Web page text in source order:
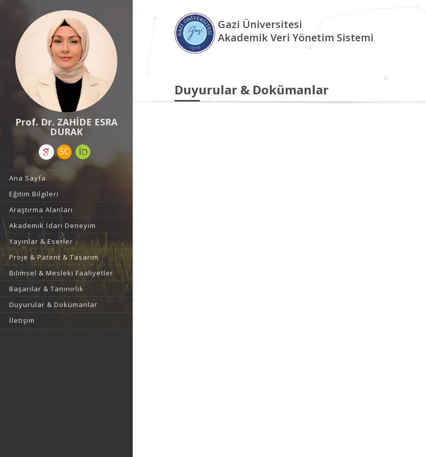
Prof. Dr. ZAHİDE ESRA
DURAK
Ana Sayfa
Eğitim Bilgileri
Araştırma Alanları
Akademik İdari Deneyim
Yayınlar & Eserler
Proje & Patent & Tasarım
Bilimsel & Mesleki Faaliyetler
Başarılar & Tanınırlık
Duyurular & Dokümanlar
İletişim
Gazi Üniversitesi
Akademik Veri Yönetim Sistemi
Duyurular & Dokümanlar